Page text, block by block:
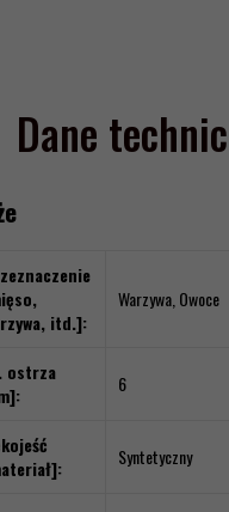
Dane
itd.]:
Warzywa, Owoce
ostrza
6
Syntetyczny